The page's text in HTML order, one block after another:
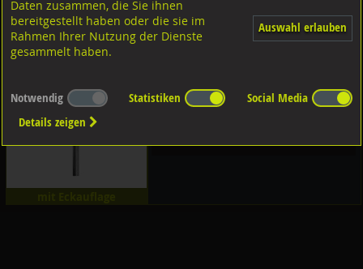
mit fester Auflage
Diverse Ausführungen mit fester
Auflage
Daten zusammen, die Sie ihnen
bereitgestellt haben oder die sie im
Rahmen Ihrer Nutzung der Dienste
gesammelt haben.
Auswahl erlauben
Notwendig Statistiken
Social Media
Details zeigen